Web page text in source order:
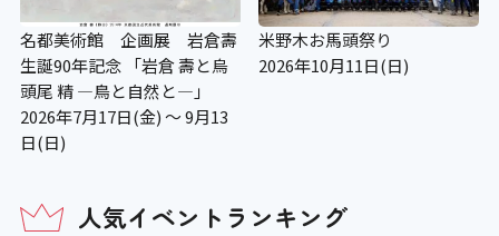
名都美術館 企画展 岩倉壽
生誕90年記念 「岩倉 壽と烏
頭尾 精 ―鳥と自然と—」
2026年7月17日(金) ～ 9月13
日(日)
米野木お馬頭祭り
2026年10月11日(日)
人気イベントランキング